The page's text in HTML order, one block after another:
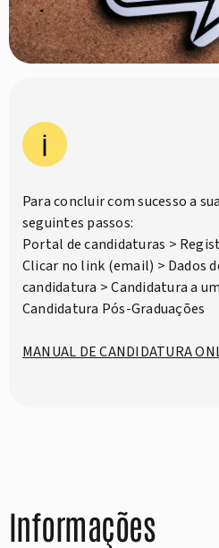
Para concluir com sucesso a
seguintes passos:
Portal de candidaturas >
Clicar no link (email) > Dados
candidatura > Candidatura a
Candidatura Pós-Graduações
MANUAL DE CANDIDATURA
Informações